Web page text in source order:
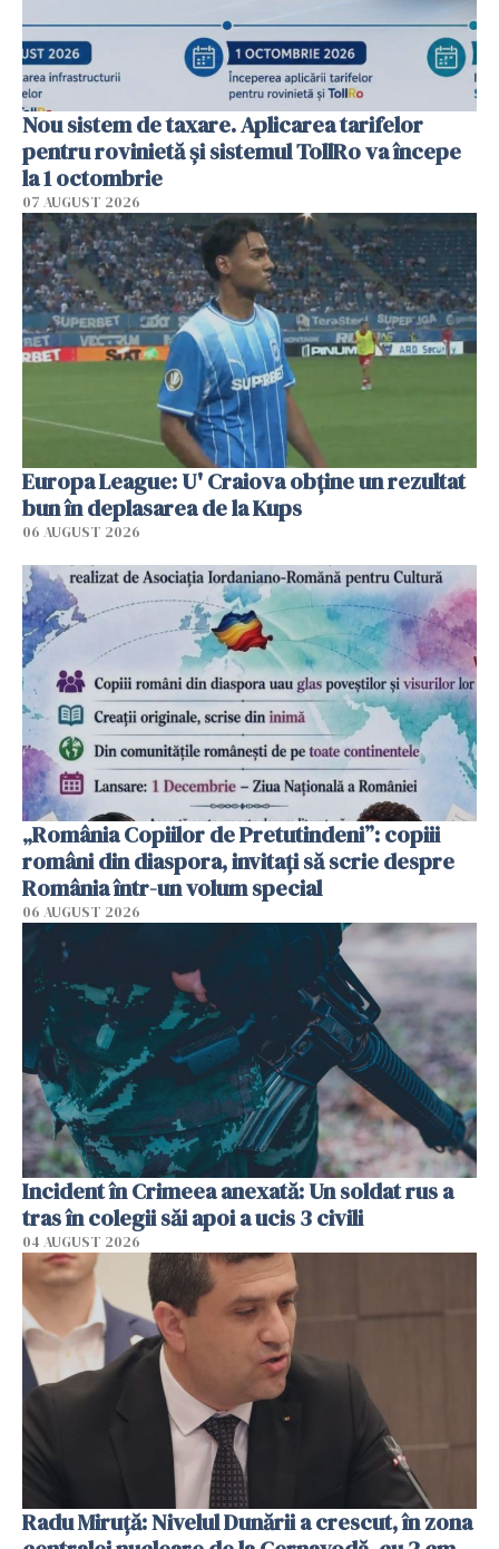
Nou sistem de taxare. Aplicarea tarifelor
pentru rovinietă şi sistemul TollRo va începe
la 1 octombrie
07 AUGUST 2026
Europa League: U' Craiova obține un rezultat
bun în deplasarea de la Kups
06 AUGUST 2026
„România Copiilor de Pretutindeni”: copiii
români din diaspora, invitați să scrie despre
România într-un volum special
06 AUGUST 2026
Incident în Crimeea anexată: Un soldat rus a
tras în colegii săi apoi a ucis 3 civili
04 AUGUST 2026
Radu Miruţă: Nivelul Dunării a crescut, în zona